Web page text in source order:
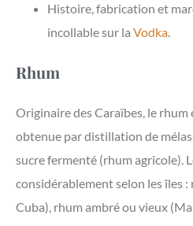
Histoire, fabrication et
incollable sur la Vodka.
Rhum
Originaire des Caraïbes, le rhum
obtenue par distillation de
sucre fermenté (rhum agricole).
considérablement selon les îles
Cuba), rhum ambré ou vieux